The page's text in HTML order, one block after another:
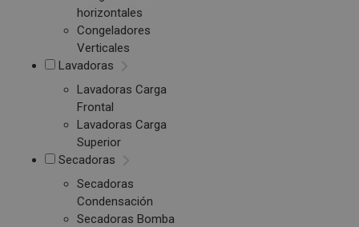
horizontales
Congeladores
Verticales
Lavadoras
Lavadoras Carga
Frontal
Lavadoras Carga
Superior
Secadoras
Secadoras
Condensación
Secadoras Bomba